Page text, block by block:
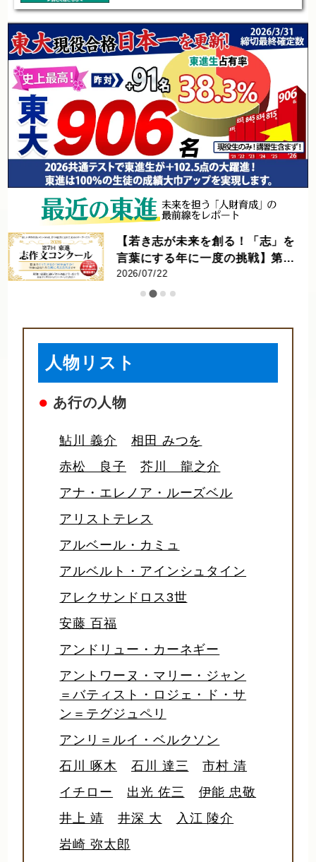
【若き志が未来を創る！「志」を
言葉にする年に一度の挑戦】第7
回 東進 志作文コンクール 優秀者
2026/07/22
人物リスト
● あ行の人物
鮎川 義介
相田 みつを
赤松 良子
芥川 龍之介
アナ・エレノア・ルーズベル
アリストテレス
アルベール・カミュ
アルベルト・アインシュタイン
アレクサンドロス3世
安藤 百福
アンドリュー・カーネギー
アントワーヌ・マリー・ジャン
＝バティスト・ロジェ・ド・サ
ン＝テグジュペリ
アンリ＝ルイ・ベルクソン
石川 啄木
石川 達三
市村 清
イチロー
出光 佐三
伊能 忠敬
井上 靖
井深 大
入江 陵介
岩崎 弥太郎